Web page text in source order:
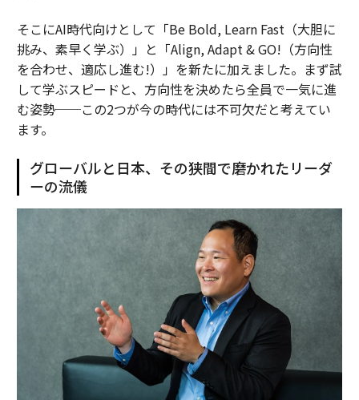
そこにAI時代向けとして「Be Bold, Learn Fast（大胆に
挑み、素早く学ぶ）」と「Align, Adapt & GO!（方向性
を合わせ、適応し進む!）」を新たに加えました。まず試
して学ぶスピードと、方向性を決めたら全員で一気に進
む姿勢──この2つが今の時代には不可欠だと考えてい
ます。
グローバルと日本、その狭間で磨かれたリーダ
ーの流儀